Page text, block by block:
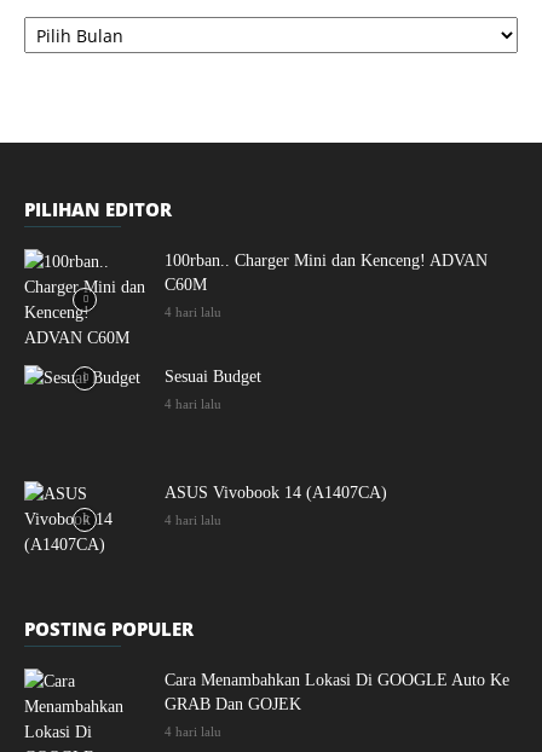
Arsip
PILIHAN EDITOR
100rban.. Charger Mini dan Kenceng! ADVAN
C60M
4 hari lalu
Sesuai Budget
4 hari lalu
ASUS Vivobook 14 (A1407CA)
4 hari lalu
POSTING POPULER
Cara Menambahkan Lokasi Di GOOGLE Auto Ke
GRAB Dan GOJEK
4 hari lalu